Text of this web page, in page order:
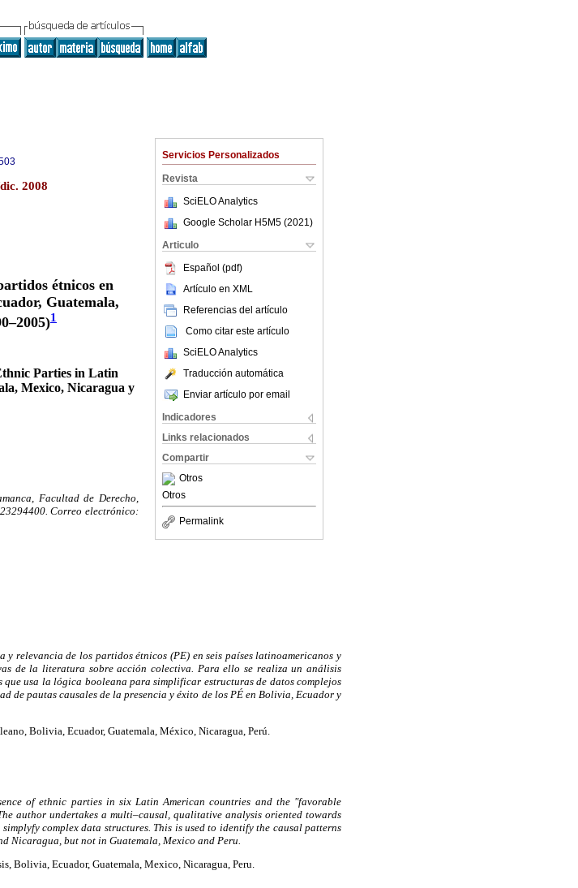
Servicios Personalizados
Revista
SciELO Analytics
Google Scholar H5M5 (2021 )
Articulo
Español (pdf)
Artículo en XML
Referencias del artículo
Como citar este artículo
SciELO Analytics
Traducción automática
Enviar artículo por email
Indicadores
Links relacionados
Compartir
Otros
Otros
Permalink
2008
étnicos en
Guatemala,
1
Parties in Latin
Mexico, Nicaragua y
Facultad de Derecho,
Correo electrónico:
relevancia de los partidos étnicos (PE) en seis países latinoamericanos y
de la literatura sobre acción colectiva. Para ello se realiza un análisis
usa la lógica booleana para simplificar estructuras de datos complejos
de pautas causales de la presencia y éxito de los PÉ en Bolivia, Ecuador y
Bolivia, Ecuador, Guatemala, México, Nicaragua, Perú.
of ethnic parties in six Latin American countries and the "favorable
author undertakes a multi–causal, qualitative analysis oriented towards
complex data structures. This is used to identify the causal patterns
Nicaragua, but not in Guatemala, Mexico and Peru.
Bolivia, Ecuador, Guatemala, Mexico, Nicaragua, Peru.